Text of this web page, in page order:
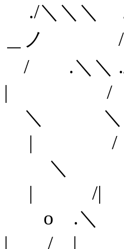
./＼
＿ノ /
/ .＼
| /
＼ ＼＼
| /
＼
| /
o .＼
| / |